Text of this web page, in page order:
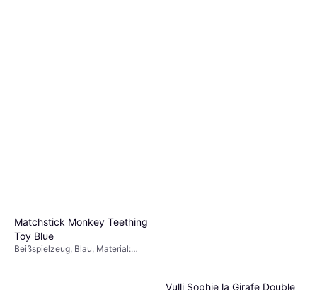
Matchstick Monkey Teething
Toy Blue
Beißspielzeug, Blau, Material:
Vulli Sophie la Girafe Double